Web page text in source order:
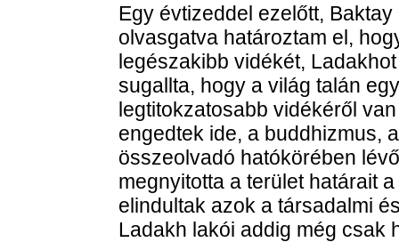
Egy évtizeddel ezelőtt,
olvasgatva határoztam el,
legészakibb vidékét,
sugallta, hogy a világ talán
legtitokzatosabb vidékéről
engedtek ide, a buddhizmus,
összeolvadó hatókörében
megnyitotta a terület határait
elindultak azok a társadalmi
Ladakh lakói addig még csak